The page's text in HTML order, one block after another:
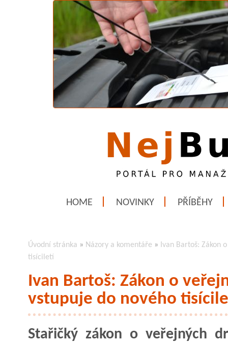
HOME NOVINKY PŘÍBĚHY
Úvodní stránka » Názory a komentáře » Ivan Bartoš: Zákon
tisíciletí
Ivan Bartoš: Zákon o
vstupuje do nového
Stařičký zákon o veřejných